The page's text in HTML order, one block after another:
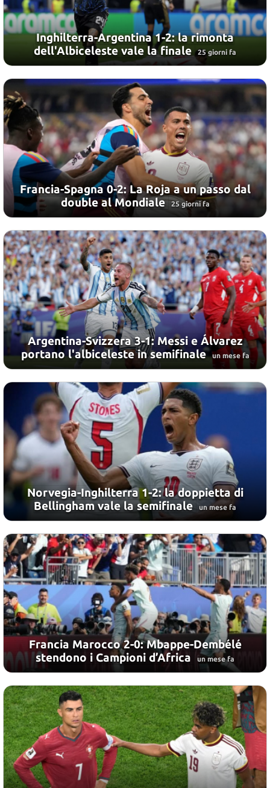
Inghilterra-Argentina 1-2: la rimonta
dell'Albiceleste vale la finale
25 giorni fa
Francia-Spagna 0-2: La Roja a un passo dal
double al Mondiale 25 giorni fa
Argentina-Svizzera 3-1: Messi e Álvarez
portano l'albiceleste in semifinale un mese fa
Norvegia-Inghilterra 1-2: la doppietta di
Bellingham vale la semifinale un mese fa
Francia Marocco 2-0: Mbappe-Dembélé
stendono i Campioni d’Africa
un mese fa